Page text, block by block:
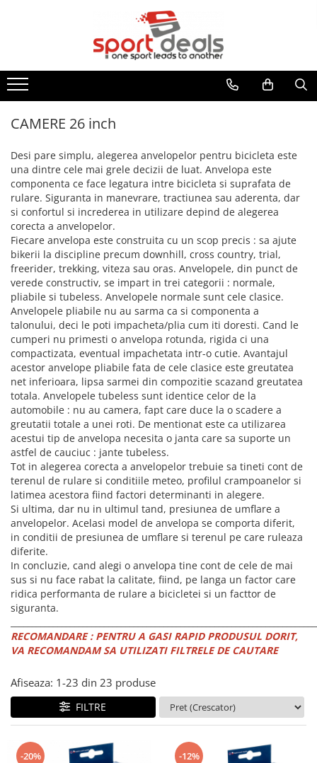
BICICLETE MOUNTAIN BIKE
BICICLETE MTB-HT
BICICLETE MTB-FS
FAT BIKE
BICICLETE BMX/DIRT
BICICLETE ORAS-TREKKING
BICICLETE PLIABILE
BICICLETE ELECTRICE
BICICLETE COPII
24" (varsta peste 10 ani)
20" (varsta 7-10 ani)
18" (varsta 5-7 ani)
16" (varsta 4-6 ani)
14" (varsta 3-5 ani)
12" (varsta 2-4 ani)
BALANCE BIKE (varsta 2-3 ani)
ACCESORII/COMPONENTE
ACCESORII BICICLETE
ACCESORII TELEFON
DEGRESANTI
APARATORI NOROI
BIDONASE/SUPORTI
CICLOCOMPUTERE/CEASURI/GPS
CRICURI
ROTI AJUTATOARE
INTRETINERE
LUMINI
POMPE
PORTBAGAJE / COSURI
SCULE DEPANARE
SONERII
ALTE ACCESORII
SUPORTI/STANDURI
SCAUNE COPII
COMPONENTE
ANVELOPE SI CAMERE
CADRE SI PIESE
DIRECTIE
FRANE
FURCI SI AMORTIZOARE
PEDALE SI ACCESORII
PIESE E-BIKE
ROTI SI PIESE
RULMENTI
SEI SI COMPONENTE
TRANSMISIE
PEDALIERE
ECHIPAMENT CICLISM
CASTI CICLISM
GENTI/COBURI/ BORSETE
BORSETE
RUCSACI
COSTUME TRIATLON
IMBRACAMINTE
BLUZE
INCALZITOARE
JACHETE
PANTALONI
TRICOURI
VESTE
HANORACE
INCALTAMINTE
HUSE PANTOFI
PANTOFI CASUAL
PANTOFI CICLISM
MANUSI
OCHELARI
LENTILE
OCHELARI CASUAL
OCHELARI CICLISM
PROTECTII/ARMURI
ARMURI
PROTECTII COATE
PROTECTII GENUNCHI
ALTE PROTECTII
RECUPERARE SI INGRIJIRE
SEPCI /CACIULI / BANDANE
BANDANE
CACIULI
MASTI/CAGULE
BENZI DE ALERGARE
BICICLETE FITNESS
APARATE MULTIFUNCTIONALE
SIMULATOARE VASLIT
GANTERE/BARE/DISCURI
BARE GREUTATI
BARE TRACTIUNI
DISCURI
GANTERE
GREUTATI INCHEIETURI
KETTLEBELL
ACCESORII FITNESS
PROSOAPE FITNESS/YOGA
BANDAJE/PROTECTII/RECUPERARE
FLEXORI
SALTELE/COVOARE/PAVAJE
SPORT FIT
MASAJ
ARTICOLE INOT
ACCESORII
CASTI INOT
COSTUME DE BAIE
PAPUCI
OCHELARI INOT
PLUTE INOT
VESTE INOT
TENIS
SPORTURI DE IARNA
TRAMBULINE
OUTDOOR
MOBILITATE URBANA
TROTINETE ELECTRICE
TROTINETE
ACCESORII TROTINETE
CAMERE TROTINETE
PIESE TROTINETE
ROLE
CAMERE 26 inch
Desi pare simplu, alegerea anvelopelor pentru bicicleta este
una dintre cele mai grele decizii de luat. Anvelopa este
componenta ce face legatura intre bicicleta si suprafata de
rulare. Siguranta in manevrare, tractiunea sau aderenta, dar
si confortul si increderea in utilizare depind de alegerea
corecta a anvelopelor.
Fiecare anvelopa este construita cu un scop precis : sa ajute
bikerii la discipline precum downhill, cross country, trial,
freerider, trekking, viteza sau oras. Anvelopele, din punct de
verede constructiv, se impart in trei categorii : normale,
pliabile si tubeless. Anvelopele normale sunt cele clasice.
Anvelopele pliabile nu au sarma ca si componenta a
talonului, deci le poti impacheta/plia cum iti doresti. Cand le
cumperi nu primesti o anvelopa rotunda, rigida ci una
compactizata, eventual impachetata intr-o cutie. Avantajul
acestor anvelope pliabile fata de cele clasice este greutatea
net inferioara, lipsa sarmei din compozitie scazand greutatea
totala. Anvelopele tubeless sunt identice celor de la
automobile : nu au camera, fapt care duce la o scadere a
greutatii totale a unei roti. De mentionat este ca utilizarea
acestui tip de anvelopa necesita o janta care sa suporte un
astfel de cauciuc : jante tubeless.
Tot in alegerea corecta a anvelopelor trebuie sa tineti cont de
terenul de rulare si conditiile meteo, profilul crampoanelor si
latimea acestora fiind factori determinanti in alegere.
Si ultima, dar nu in ultimul tand, presiunea de umflare a
anvelopelor. Acelasi model de anvelopa se comporta diferit,
in conditii de presiunea de umflare si terenul pe care ruleaza
diferite.
In concluzie, cand alegi o anvelopa tine cont de cele de mai
sus si nu face rabat la calitate, fiind, pe langa un factor care
ridica performanta de rulare a bicicletei si un facttor de
siguranta.
RECOMANDARE : PENTRU A GASI RAPID PRODUSUL DORIT,
VA RECOMANDAM SA UTILIZATI FILTRELE DE CAUTARE
Afiseaza: 1-23 din 23 produse
FILTRE
-20% -12%